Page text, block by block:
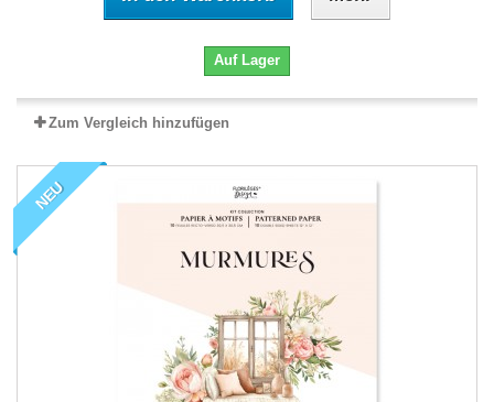
Auf Lager
Zum Vergleich hinzufügen
NEU